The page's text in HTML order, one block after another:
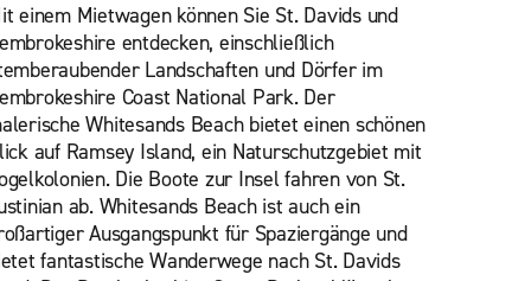
einem Mietwagen können Sie St. Davids und
entdecken, einschließlich
Landschaften und Dörfer im
Coast National Park. Der
Whitesands Beach bietet einen schönen
auf Ramsey Island, ein Naturschutzgebiet mit
Die Boote zur Insel fahren von St.
ab. Whitesands Beach ist auch ein
Ausgangspunkt für Spaziergänge und
fantastische Wanderwege nach St. Davids